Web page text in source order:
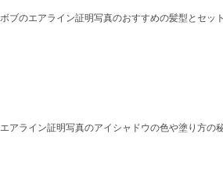
ボブのエアライン証明写真のおすすめの髪型とセッ
エアライン証明写真のアイシャドウの色や塗り方の